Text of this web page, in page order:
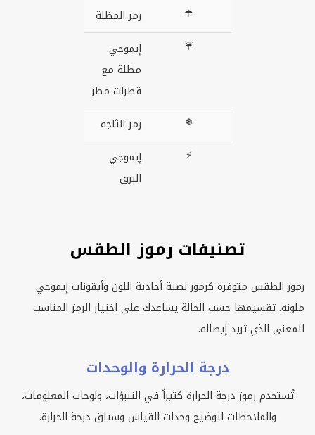
☂ رمز المظلة
☔
إيموجي
مظلة مع
قطرات مطر
❄ رمز الثلجة
⚡
إيموجي
البرق
تصنيفات رموز الطقس
رموز الطقس متوفرة كرموز نصية أحادية اللون وأيقونات إيموجي
ملونة. تقسيمها حسب الحالة يساعدك على اختيار الرمز المناسب
للمعنى الذي تريد إيصاله.
درجة الحرارة والوحدات
تُستخدم رموز درجة الحرارة كثيراً في التنبؤات، ولوحات المعلومات،
والملاحظات لتوضيح وحدات القياس وسياق درجة الحرارة.